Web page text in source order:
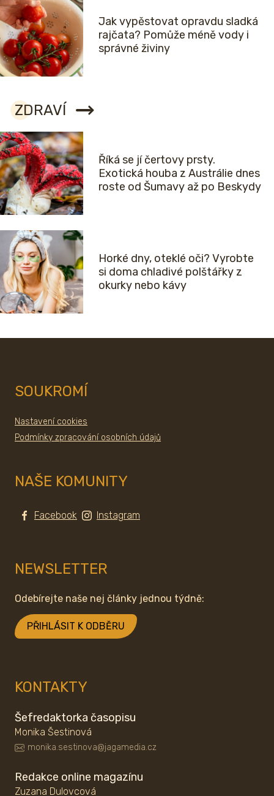
Jak vypěstovat opravdu sladká
rajčata? Pomůže méně vody i
správné živiny
ZDRAVÍ
Říká se jí čertovy prsty.
Exotická houba z Austrálie dnes
roste od Šumavy až po Beskydy
Horké dny, oteklé oči? Vyrobte
si doma chladivé polštářky z
okurky nebo kávy
SOUKROMÍ
Nastavení cookies
Podmínky zpracování osobních údajů
NAŠE KOMUNITY
Facebook Instagram
NEWSLETTER
Odebírejte naše nej články jednou týdně:
PŘIHLÁSIT K ODBĚRU
KONTAKTY
Šefredaktorka časopisu
Monika Šestinová
monika.sestinova@jagamedia.cz
Redakce online magazínu
Zuzana Dulovcová